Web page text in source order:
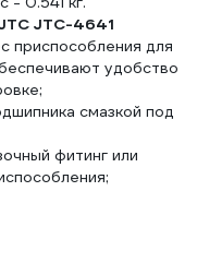
JTC-4641
приспособления для
удобство
смазкой под
фитинг или